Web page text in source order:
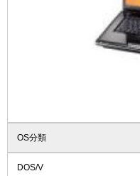
OS分類
DOS/V